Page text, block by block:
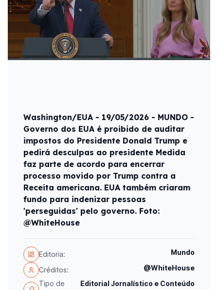
Washington/EUA - 19/05/2026 - MUNDO -
Governo dos EUA é proibido de auditar
impostos do Presidente Donald Trump e
pedirá desculpas ao presidente Medida
faz parte de acordo para encerrar
processo movido por Trump contra a
Receita americana. EUA também criaram
fundo para indenizar pessoas
'perseguidas' pelo governo. Foto:
@WhiteHouse
Editoria: Mundo
Créditos:
@WhiteHouse
Tipo de
Editorial Jornalístico e Conteúdo